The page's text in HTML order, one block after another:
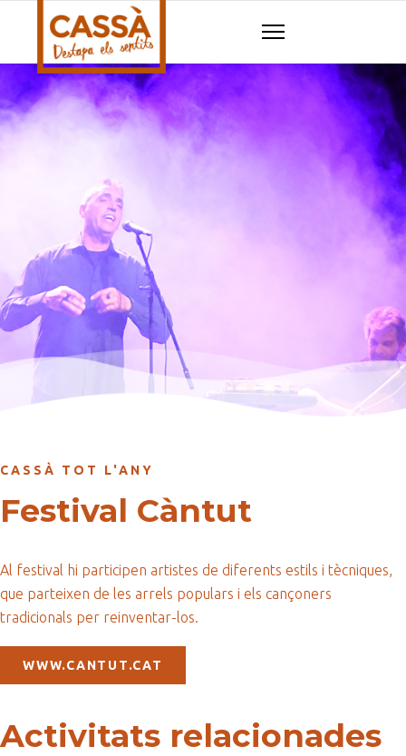
CASSÀ TOT L'ANY
Festival Càntut
Al festival hi participen artistes de diferents estils i tècniques,
que parteixen de les arrels populars i els cançoners
tradicionals per reinventar-los.
WWW.CANTUT.CAT
Activitats relacionades